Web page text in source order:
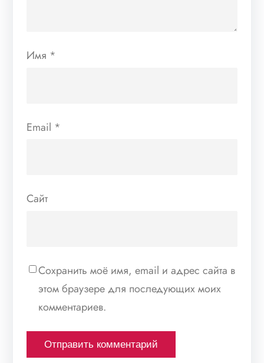
Имя *
Email *
Сайт
Сохранить моё имя, email и адрес сайта в
этом браузере для последующих моих
комментариев.